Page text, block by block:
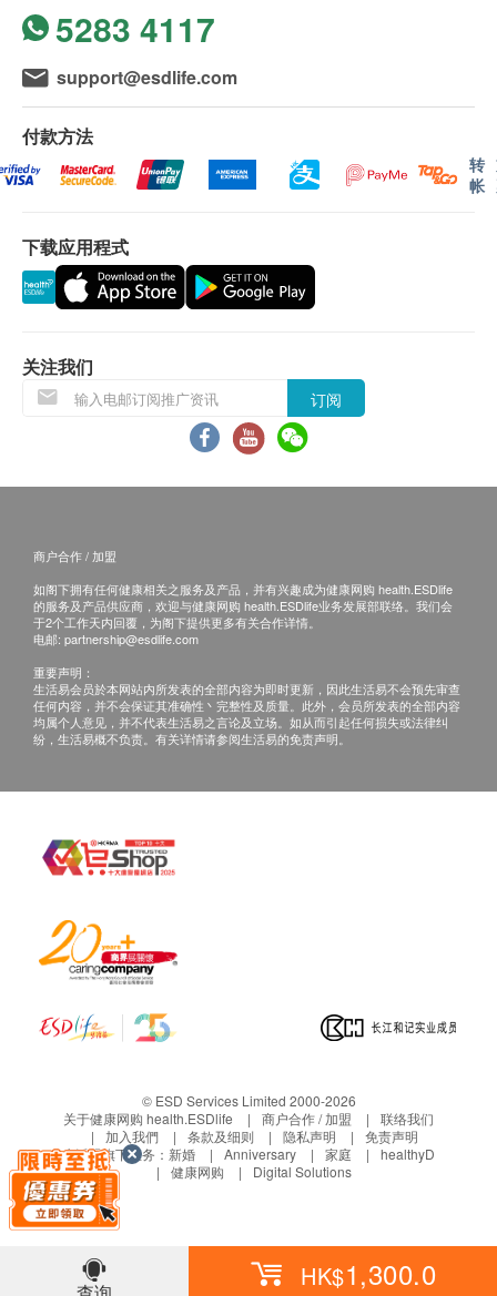
不适用人士
正在发烧或正服用抗生素人士
*此疫苗计划必须经医生评估是否适合进行疫苗注射。
若经医生评估后，客户并不适合进行疫苗注射，将需
客户已注射第一针疫苗，将不设更改已订购的计划，
转让给第三者及／或退款。如有争议，健康网购
health.ESDlife 及盈健医疗保留最后决定权。
所有自选项目一经电话确认预约后，项目不得作出
更改。
附加项目检验者必须跟计划检验者为同一人。
如有争议，健康网购health.ESDlife 及盈健医疗保
留最后决定权。
所有身体检查并非作为医务诊断或治疗用途。谨此
提醒阁下，尽管检查结果表面上属正常，还是有可
故当阁下身体出现任何疾病征兆时，应立即咨询有
认可资格的医生，作出诊断及治疗。
此计划必须经医护人员评估是否适合进行。若经评
HKD350
订购疫苗检查计划之服务条款及细则，敬请留意以下
正在怀孕或哺乳中、免疫力低下、正在接受药物治
疗(如化疗、类固醇等)，应先咨询医生意见及指导
下方可接受注射。
如正服用药物，但不清楚能否接受该疫苗注射，建
议先咨询医生意见或于注射日携同有关药物给医护
人员检查，方决定是否适合注射。
若经医护人员评估后，阁下并不适合进行疫苗注
回。
免责声明：
所有健康检查/服务并非作为医务诊断或治疗用
咨询有认可资格的医生，作出诊断及治疗。
本服务/产品由商户提供。生活易【健康网购
有关此服务/产品的错漏或延误，或因使用此服务/
查询，须向提供服务之体检中心或商户提出。
HK$1,300.0
5283 4117
support@esdlife.com
付款方法
转
帐
下载应用程式
关注我们
订阅
商户合作 / 加盟
如阁下拥有任何健康相关之服务及产品，并有兴趣成为健康网购 health.ESDlife
的服务及产品供应商，欢迎与健康网购 health.ESDlife业务发展部联络。我们会
于2个工作天内回覆，为阁下提供更多有关合作详情。
电邮: partnership@esdlife.com
重要声明：
生活易会员於本网站内所发表的全部内容为即时更新，因此生活易不会预先审查
任何内容，并不会保证其准确性丶完整性及质量。此外，会员所发表的全部内容
均属个人意见，并不代表生活易之言论及立场。如从而引起任何损失或法律纠
纷，生活易概不负责。有关详情请参阅生活易的免责声明。
© ESD Services Limited 2000-2026
关于健康网购 health.ESDlife
商户合作 / 加盟
联络我们
加入我們
条款及细则 隐私声明
免责声明
生活易旗下业务： 新婚 Anniversary 家庭
healthyD
健康网购
Digital Solutions